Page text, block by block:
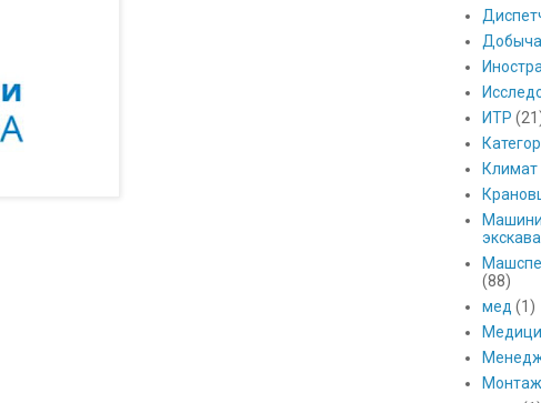
Добыча
ИТР
Климат
(88)
мед (1)